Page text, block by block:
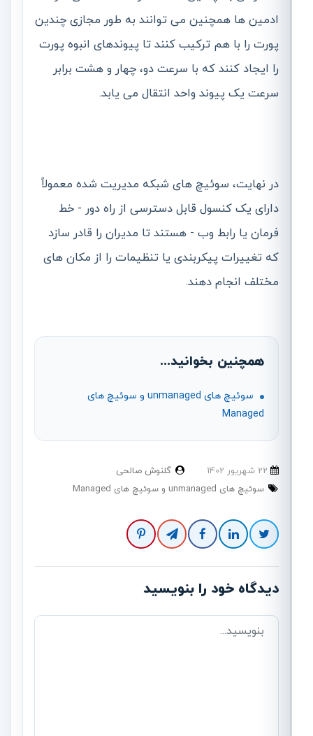
ادمین ها همچنین می توانند به طور مجازی چندین
پورت را با هم ترکیب کنند تا پیوندهای انبوه پورت
را ایجاد کنند که با سرعت دو، چهار و هشت برابر
سرعت یک پیوند واحد انتقال می یابد.
در نهایت، سوئیچ های شبکه مدیریت شده معمولاً
دارای یک کنسول قابل دسترسی از راه دور - خط
فرمان یا رابط وب - هستند تا مدیران را قادر سازد
که تغییرات پیکربندی یا تنظیمات را از مکان های
مختلف انجام دهند.
همچنین بخوانید...
سوئیچ های unmanaged و سوئیچ های
Managed
گلنوش صالحی
سوئیچ های unmanaged و سوئیچ های Managed
دیدگاه خود را بنویسید